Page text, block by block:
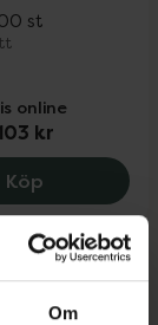
Om
kr.
st
online
kr
Köp Great